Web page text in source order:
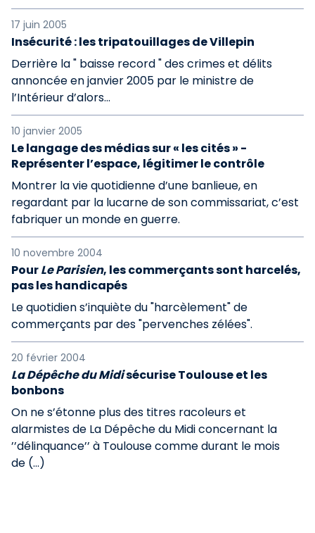
17 juin 2005
Insécurité : les tripatouillages de Villepin
Derrière la " baisse record " des crimes et délits
annoncée en janvier 2005 par le ministre de
l’Intérieur d’alors...
10 janvier 2005
Le langage des médias sur « les cités » -
Représenter l’espace, légitimer le contrôle
Montrer la vie quotidienne d’une banlieue, en
regardant par la lucarne de son commissariat, c’est
fabriquer un monde en guerre.
10 novembre 2004
PourLe Parisien, les commerçants sont harcelés,
pas les handicapés
Le quotidien s’inquiète du "harcèlement" de
commerçants par des "pervenches zélées".
20 février 2004
La Dépêche du Midisécurise Toulouse et les
bonbons
On ne s’étonne plus des titres racoleurs et
alarmistes de La Dépêche du Midi concernant la
’’délinquance’’ à Toulouse comme durant le mois
de (…)